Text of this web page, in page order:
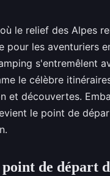
le relief des Alpes
pour les aventuriers
s'entremêlent
le célèbre
et découvertes.
le point de
de départ